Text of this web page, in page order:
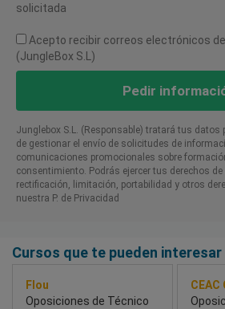
solicitada
Acepto recibir correos electrónicos
(JungleBox S.L)
Pedir
Junglebox S.L. (Responsable) tratará tus datos
de gestionar el envío de solicitudes de
comunicaciones promocionales sobre
consentimiento. Podrás ejercer tus derechos
rectificación, limitación, portabilidad y otros
nuestra P. de Privacidad​
Cursos que te pueden interesar
Flou
Oposiciones de Técnico
CEAC